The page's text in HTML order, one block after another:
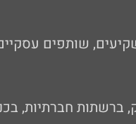
שותפים
ברשתות חברתיות,